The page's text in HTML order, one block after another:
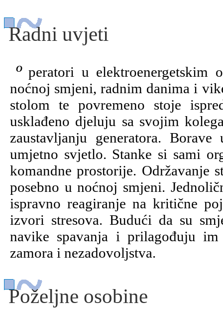
Radni uvjeti
Operatori u elektroenergetskim objektima rade u jutarnjoj, popodnevnoj i
noćnoj smjeni, radnim danima i
stolom te povremeno stoje
usklađeno djeluju sa svojim
zaustavljanju generatora.
umjetno svjetlo. Stanke si sami
komandne prostorije. Održavanje
posebno u noćnoj smjeni.
ispravno reagiranje na kritične
izvori stresova. Budući da su
navike spavanja i prilagođuju
zamora i nezadovoljstva.
Poželjne osobine